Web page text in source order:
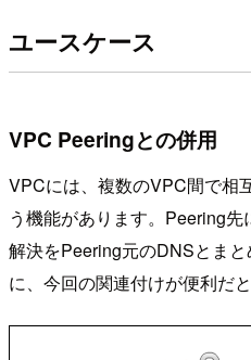
ユースケース
VPC Peeringとの併用
VPCには、複数のVPC間で相
う機能があります。Peering
解決をPeering元のDNSとま
に、今回の関連付けが便利だと